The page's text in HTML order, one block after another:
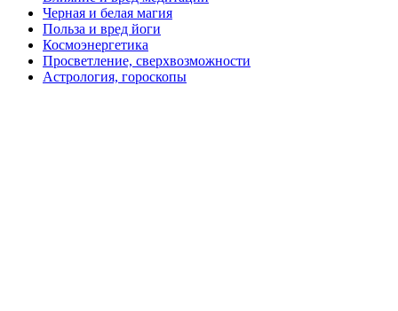
Черная и белая магия
Польза и вред йоги
Космоэнергетика
Просветление, сверхвозможности
Астрология, гороскопы